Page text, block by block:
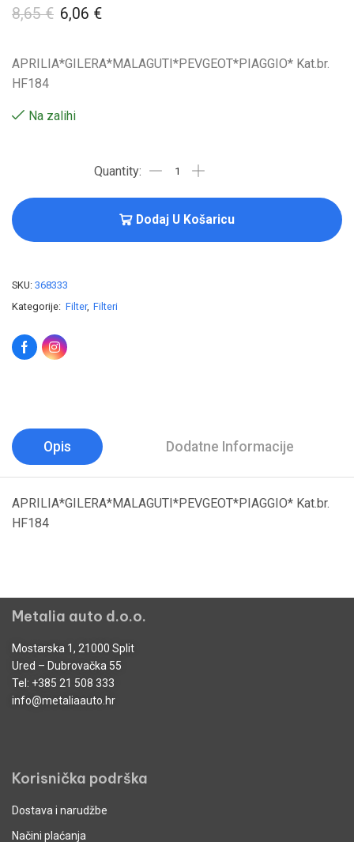
8,65€ 6,06 €
APRILIA*GILERA*MALAGUTI*PEVGEOT*PIAGGIO* Kat.br.
HF184
Na zalihi
Dodaj U Košaricu
SKU: 368333
Kategorije: Filter, Filteri
Opis Dodatne Informacije
APRILIA*GILERA*MALAGUTI*PEVGEOT*PIAGGIO* Kat.br.
HF184
Metalia auto d.o.o.
Mostarska 1, 21000 Split
Ured – Dubrovačka 55
Tel: +385 21 508 333
info@metaliaauto.hr
Korisnička podrška
Dostava i narudžbe
Načini plaćanja